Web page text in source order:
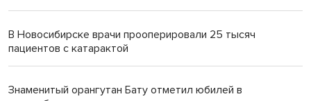
В Новосибирске врачи прооперировали 25 тысяч
пациентов с катарактой
Знаменитый орангутан Бату отметил юбилей в